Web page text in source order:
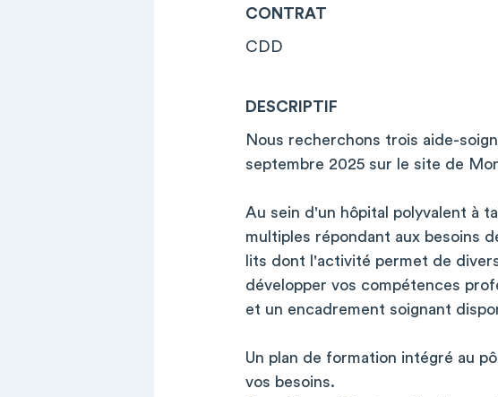
CONTRAT
CDD
DESCRIPTIF
Nous recherchons trois aide-
septembre 2025 sur le site de
Au sein d'un hôpital polyvalent à
multiples répondant aux besoins
lits dont l'activité permet de
développer vos compétences
et un encadrement soignant
Un plan de formation intégré au
vos besoins.